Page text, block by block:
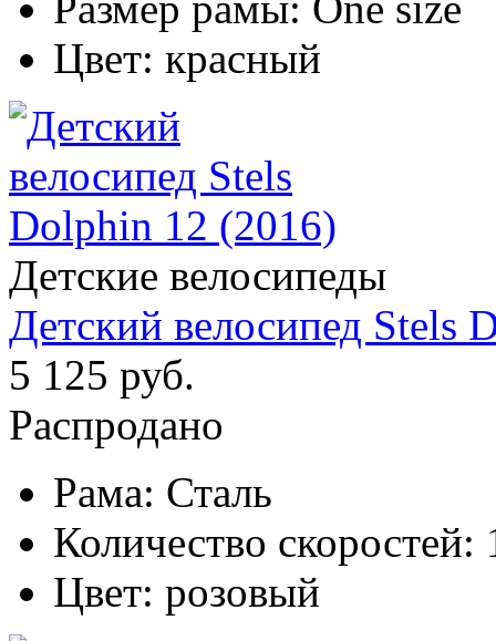
Цвет: красный
Детские велосипеды
Детский велосипед Stels
5 125 руб.
Распродано
Рама: Сталь
Количество скоростей:
Цвет: розовый